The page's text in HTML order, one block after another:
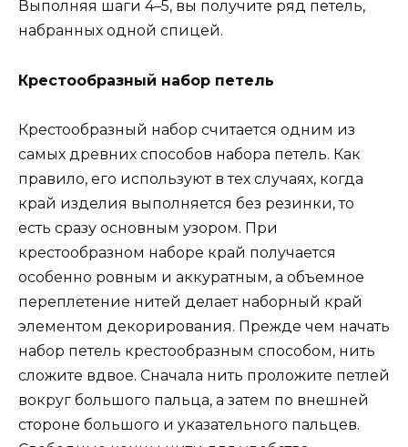
Выполняя шаги 4–5, вы получите ряд петель,
набранных одной спицей.
Крестообразный набор петель
Крестообразный набор считается одним из
самых древних способов набора петель. Как
правило, его используют в тех случаях, когда
край изделия выполняется без резинки, то
есть сразу основным узором. При
крестообразном наборе край получается
особенно ровным и аккуратным, а объемное
переплетение нитей делает наборный край
элементом декорирования. Прежде чем начать
набор петель крестообразным способом, нить
сложите вдвое. Сначала нить проложите петлей
вокруг большого пальца, а затем по внешней
стороне большого и указательного пальцев.